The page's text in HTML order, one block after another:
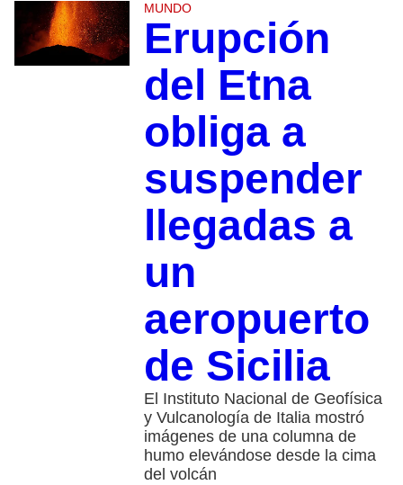
MUNDO
Erupción
del Etna
obliga a
suspender
llegadas a
un
aeropuerto
de Sicilia
El Instituto Nacional de Geofísica
y Vulcanología de Italia mostró
imágenes de una columna de
humo elevándose desde la cima
del volcán